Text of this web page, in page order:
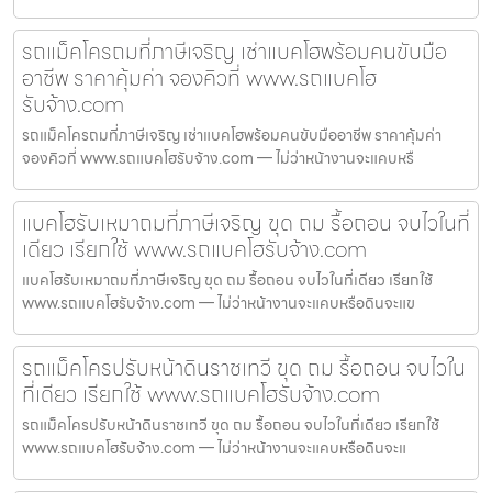
รถแม็คโครถมที่ภาษีเจริญ เช่าแบคโฮพร้อมคนขับมือ
อาชีพ ราคาคุ้มค่า จองคิวที่ www.รถแบคโฮ
รับจ้าง.com
รถแม็คโครถมที่ภาษีเจริญ เช่าแบคโฮพร้อมคนขับมืออาชีพ ราคาคุ้มค่า
จองคิวที่ www.รถแบคโฮรับจ้าง.com — ไม่ว่าหน้างานจะแคบหรื
แบคโฮรับเหมาถมที่ภาษีเจริญ ขุด ถม รื้อถอน จบไวในที่
เดียว เรียกใช้ www.รถแบคโฮรับจ้าง.com
แบคโฮรับเหมาถมที่ภาษีเจริญ ขุด ถม รื้อถอน จบไวในที่เดียว เรียกใช้
www.รถแบคโฮรับจ้าง.com — ไม่ว่าหน้างานจะแคบหรือดินจะแข
รถแม็คโครปรับหน้าดินราชเทวี ขุด ถม รื้อถอน จบไวใน
ที่เดียว เรียกใช้ www.รถแบคโฮรับจ้าง.com
รถแม็คโครปรับหน้าดินราชเทวี ขุด ถม รื้อถอน จบไวในที่เดียว เรียกใช้
www.รถแบคโฮรับจ้าง.com — ไม่ว่าหน้างานจะแคบหรือดินจะแ